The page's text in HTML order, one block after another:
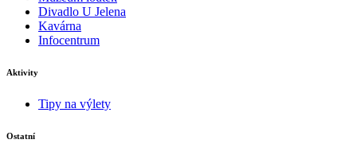
Divadlo U Jelena
Kavárna
Infocentrum
Aktivity
Tipy na výlety
Ostatní